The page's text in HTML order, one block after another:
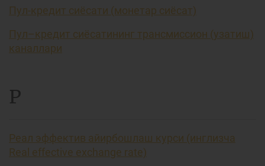
Пул-кредит сиёсати (монетар сиёсат)
Пул–кредит сиёсатининг трансмиссион (узатиш)
каналлари
Р
Реал эффектив айирбошлаш курси (инглизча
Real effective exchange rate)